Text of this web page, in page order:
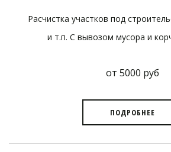
Расчистка участков под
и т.п. С вывозом мусора и
от 5000 руб
ПОДРОБНЕЕ